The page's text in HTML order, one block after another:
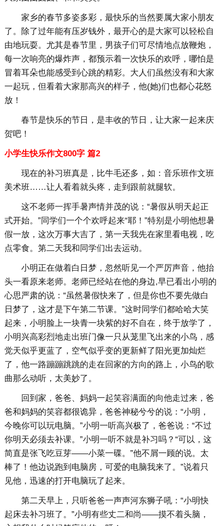
家乡的春节多姿多彩，最快乐的当然要属大家小朋友
了。除了过年能有压岁钱外，最开心的是大家可以轻松自
由地玩耍。尤其是春节里，男孩子们可尽情地点放鞭炮，
每一次响亮的爆炸声，都预示着一次快乐的欢呼，哪怕是
冒着耳朵也能感受到心跳的精彩。大人们虽然没有和大家
一起玩，但看着大家那高兴的样子，他(她)们也都心花怒
放！
春节是快乐的节日，是丰收的节日，让大家一起来庆
贺吧！
小学生快乐作文800字 篇2
现在的补习班真是，比牛毛还多，如：音乐班作文班
美术班……让人看着就头疼，走到跟前就腿软。
这不老师一挥手暑声情并茂的说：“暑假从明天起正
式开始。”同学们一个个欢呼起来“耶！”特别是小明他想暑
假一放，这次万事大吉了，第一天我先在家里看电视，吃
点零食。第二天我和同学们出去运动。
小明正在做着白日梦，忽然听见一个严厉声音，他抬
头一看原来老师。老师已经站在他的身边,早已看出小明的
心思严肃的说：“虽然暑假快来了，但是你也不要先做白
日梦了，这才是下午第二节课。”这时同学们都哈哈大笑
起来，小明脸上一块青一块紫的好不自在，终于放学了，
小明兴高彩烈地走出班门像一只从茏里飞出来的小鸟，感
觉天似乎更蓝了，空气似乎变的更新鲜了阳光更加灿烂
了，他一路蹦蹦跳跳的走在回家的方向的路上，小鸟的歌
曲那么动听，太美妙了。
回到家，爸爸、妈妈一起笑容满面的向他走过来，爸
爸和妈妈的笑容都很诡异，爸爸神秘兮兮的说：“小明，
今晚你可以玩电脑。”小明一听高兴极了，爸爸说：“不过
你明天必须去补课。”小明一听不就是补习吗？“可以，这
简直是张飞吃豆芽——小菜一碟。”他不屑一顾的说。太
棒了！他边说跑到电脑房，可爱的电脑我来了。”说着只
见他，迅速的打开电脑玩了起来。
第二天早上，只听爸爸一声声河东狮子吼：“小明快
起床去补习班了。”小明有些丈二和尚——摸不着头脑，